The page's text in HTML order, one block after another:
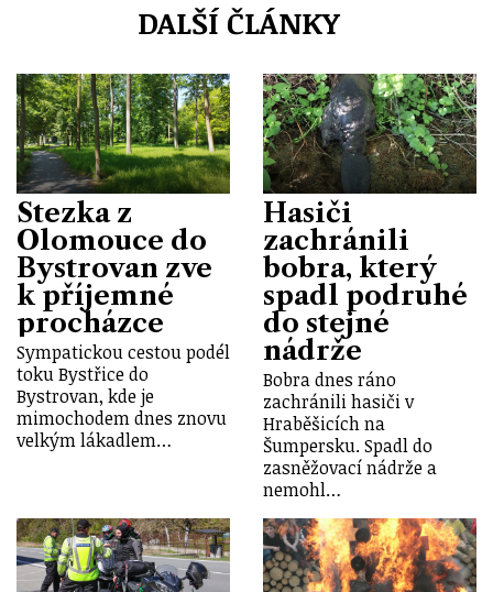
DALŠÍ ČLÁNKY
Stezka z
Olomouce do
Bystrovan zve
k příjemné
procházce
Sympatickou cestou podél
toku Bystřice do
Bystrovan, kde je
mimochodem dnes znovu
velkým lákadlem…
Hasiči
zachránili
bobra, který
spadl podruhé
do stejné
nádrže
Bobra dnes ráno
zachránili hasiči v
Hraběšicích na
Šumpersku. Spadl do
zasněžovací nádrže a
nemohl…